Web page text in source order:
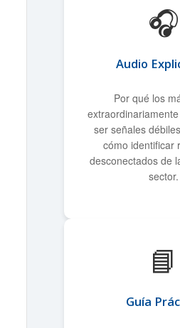
🎧
Audio
Por qué los
ser señales
cómo identificar
desconectados de
sector.
📘
Guía